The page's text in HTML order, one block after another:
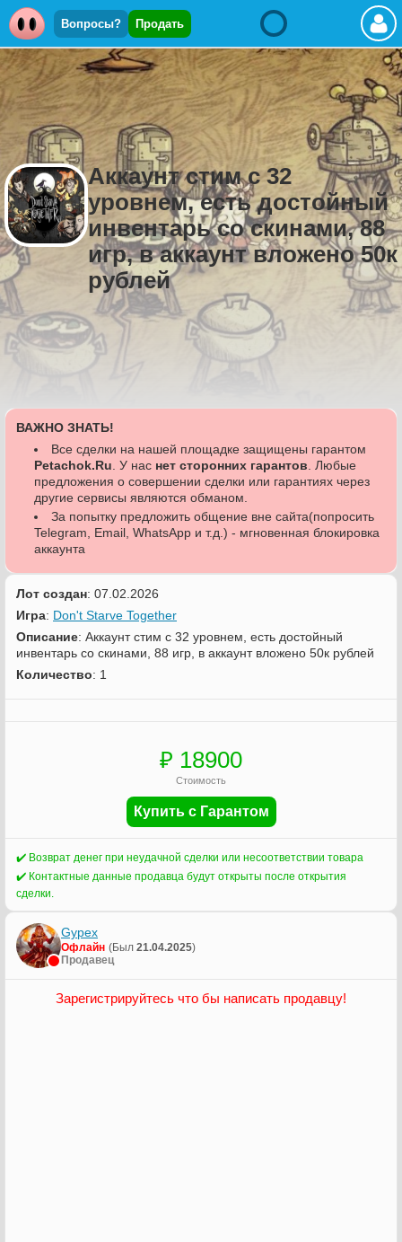
Вопросы? Продать
Аккаунт стим с 32
уровнем, есть достойный
инвентарь со скинами, 88
игр, в аккаунт вложено 50к
рублей
ВАЖНО ЗНАТЬ!
Все сделки на нашей площадке защищены гарантом
Petachok.Ru . У нас нет сторонних гарантов . Любые
предложения о совершении сделки или гарантиях через
другие сервисы являются обманом.
За попытку предложить общение вне сайта(попросить
Telegram, Email, WhatsApp и т.д.) - мгновенная блокировка
аккаунта
Лот создан: 07.02.2026
Игра: Don't Starve Together
Описание: Аккаунт стим с 32 уровнем, есть достойный
инвентарь со скинами, 88 игр, в аккаунт вложено 50к рублей
Количество: 1
₽ 18900
Стоимость
Купить с Гарантом
✔️ Возврат денег при неудачной сделки или несоответствии товара
✔️ Контактные данные продавца будут открыты после открытия
сделки.
Gypex
Офлайн (Был 21.04.2025)
Продавец
Зарегистрируйтесь что бы написать продавцу!